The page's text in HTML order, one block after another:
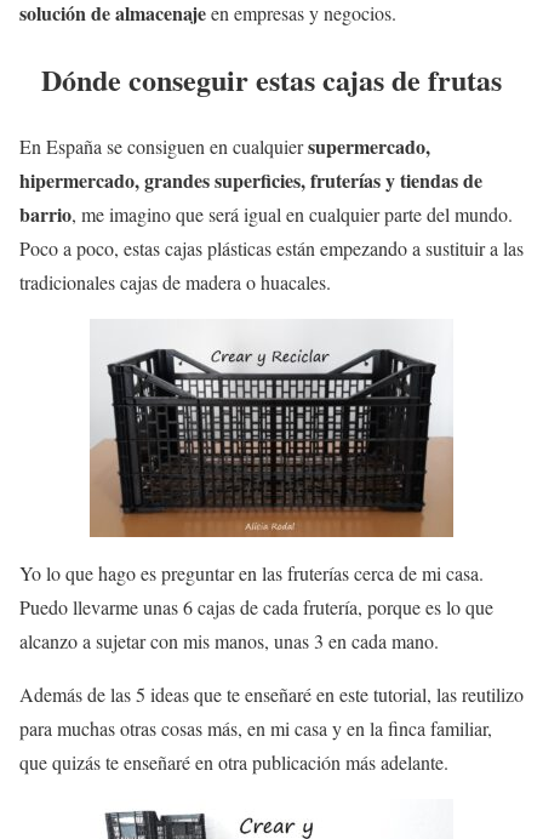
solución de almacenajeen empresas y negocios.
Dónde conseguir estas cajas de frutas
En España se consiguen en cualquiersupermercado,
hipermercado, grandes superficies, fruterías y tiendas de
barrio, me imagino que será igual en cualquier parte del mundo.
Poco a poco, estas cajas plásticas están empezando a sustituir a las
tradicionales cajas de madera o huacales.
Yo lo que hago es preguntar en las fruterías cerca de mi casa.
Puedo llevarme unas 6 cajas de cada frutería, porque es lo que
alcanzo a sujetar con mis manos, unas 3 en cada mano.
Además de las 5 ideas que te enseñaré en este tutorial, las reutilizo
para muchas otras cosas más, en mi casa y en la finca familiar,
que quizás te enseñaré en otra publicación más adelante.